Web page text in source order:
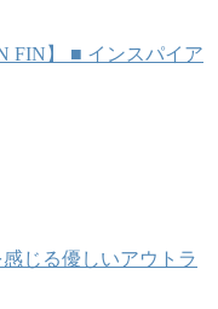
FIN】 ■ インスパイア
じる優しいアウトラ